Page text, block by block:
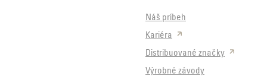
Náš príbeh
Kariéra
Distribuované značky
Výrobné závody